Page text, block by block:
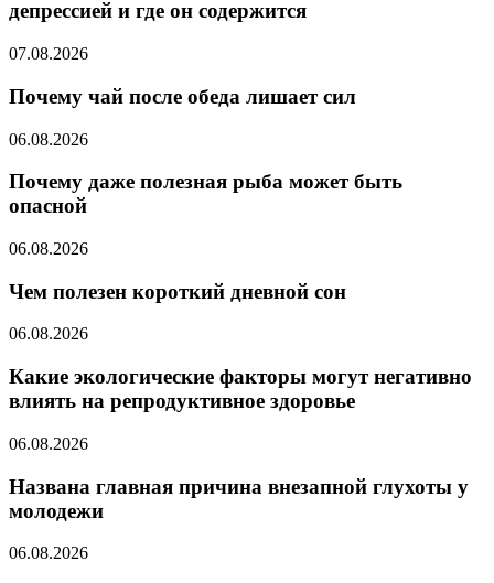
депрессией и где он содержится
07.08.2026
Почему чай после обеда лишает сил
06.08.2026
Почему даже полезная рыба может быть
опасной
06.08.2026
Чем полезен короткий дневной сон
06.08.2026
Какие экологические факторы могут негативно
влиять на репродуктивное здоровье
06.08.2026
Названа главная причина внезапной глухоты у
молодежи
06.08.2026